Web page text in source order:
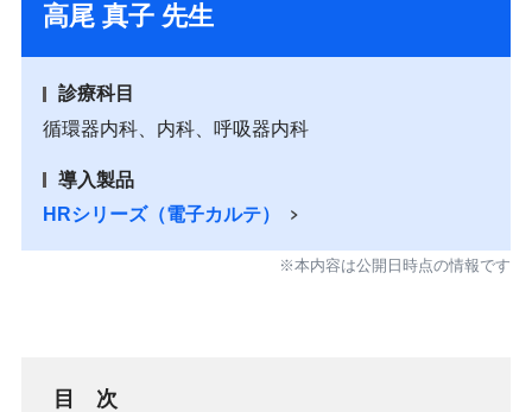
高尾 真子 先生
診療科目
循環器内科、内科、呼吸器内科
導入製品
HRシリーズ（電子カルテ）
※本内容は公開日時点の情報です
目 次